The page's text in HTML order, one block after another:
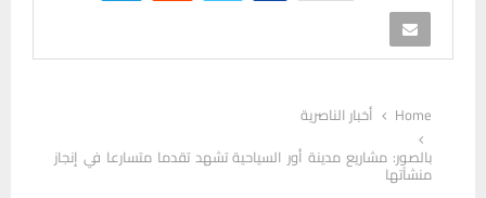
Home
أخبار الناصرية
بالصور: مشاريع مدينة أور السياحية تشهد تقدما متسارعا في إنجاز
منشآتها